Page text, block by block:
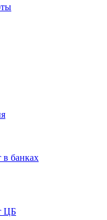
банках
ЦБ